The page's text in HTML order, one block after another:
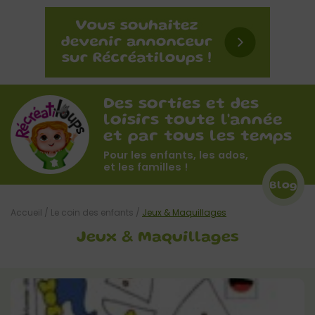
Des sorties et des
loisirs toute l'année
et par tous les temps
Pour les enfants, les ados,
et les familles !
Blog
Jeux & Maquillages
Accueil / Le coin des enfants / Jeux & Maquillages